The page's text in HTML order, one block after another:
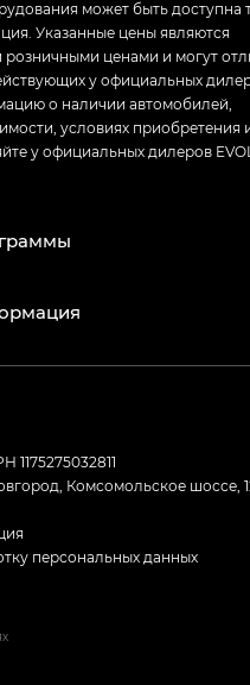
может быть доступна
Указанные цены являются
ценами и могут
у официальных
о наличии автомобилей,
условиях приобретения
у официальных дилеров
1175275032811
Комсомольское шоссе,
персональных данных